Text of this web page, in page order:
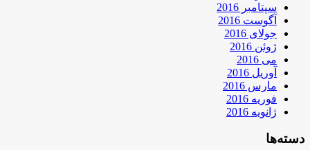
سپتامبر 2016
آگوست 2016
جولای 2016
ژوئن 2016
می 2016
آوریل 2016
مارس 2016
فوریه 2016
ژانویه 2016
دسته‌ها